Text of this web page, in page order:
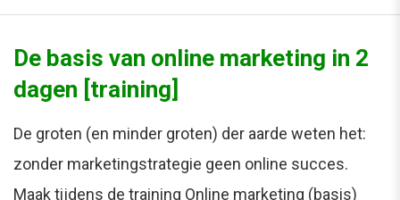
De basis van online marketing in 2
dagen [training]
De groten (en minder groten) der aarde weten het:
zonder marketingstrategie geen online succes.
Maak tijdens de training Online marketing (basis)